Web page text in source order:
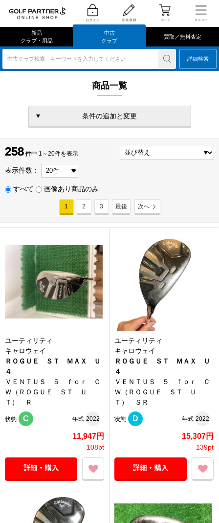
新品
クラブ・用品
中古
クラブ
買取／無料査定
中古クラブ検索、キーワードを入力してください 詳細検索
商品一覧
条件の追加と変更
258 件
258 件中 1～20件を表示
表示件数：
すべて 画像あり商品のみ
1 2 3 最後 次へ
ユーティリティ
キャロウェイ
ＲＯＧＵＥ ＳＴ ＭＡＸ Ｕ
４
ＶＥＮＴＵＳ ５ ｆｏｒ Ｃ
Ｗ（ＲＯＧＵＥ ＳＴ Ｕ
Ｔ） Ｒ
状態 C 年式 2022
11,947円
108pt
ユーティリティ
キャロウェイ
ＲＯＧＵＥ ＳＴ ＭＡＸ Ｕ
４
ＶＥＮＴＵＳ ５ ｆｏｒ Ｃ
Ｗ（ＲＯＧＵＥ ＳＴ Ｕ
Ｔ） ＳＲ
状態 D 年式 2022
15,307円
139pt